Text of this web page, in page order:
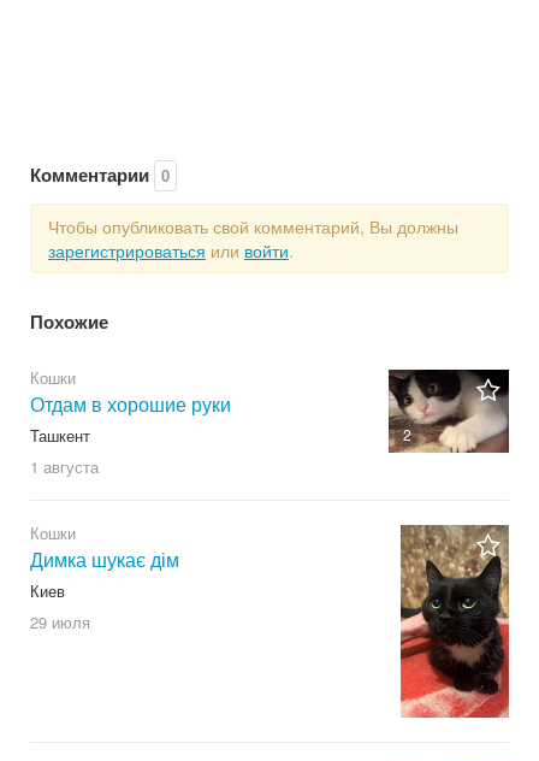
Комментарии 0
Чтобы опубликовать свой комментарий, Вы должны
зарегистрироваться или войти.
Похожие
2
Кошки
Отдам в хорошие руки
Ташкент
1 августа
Кошки
Димка шукає дім
Киев
29 июля